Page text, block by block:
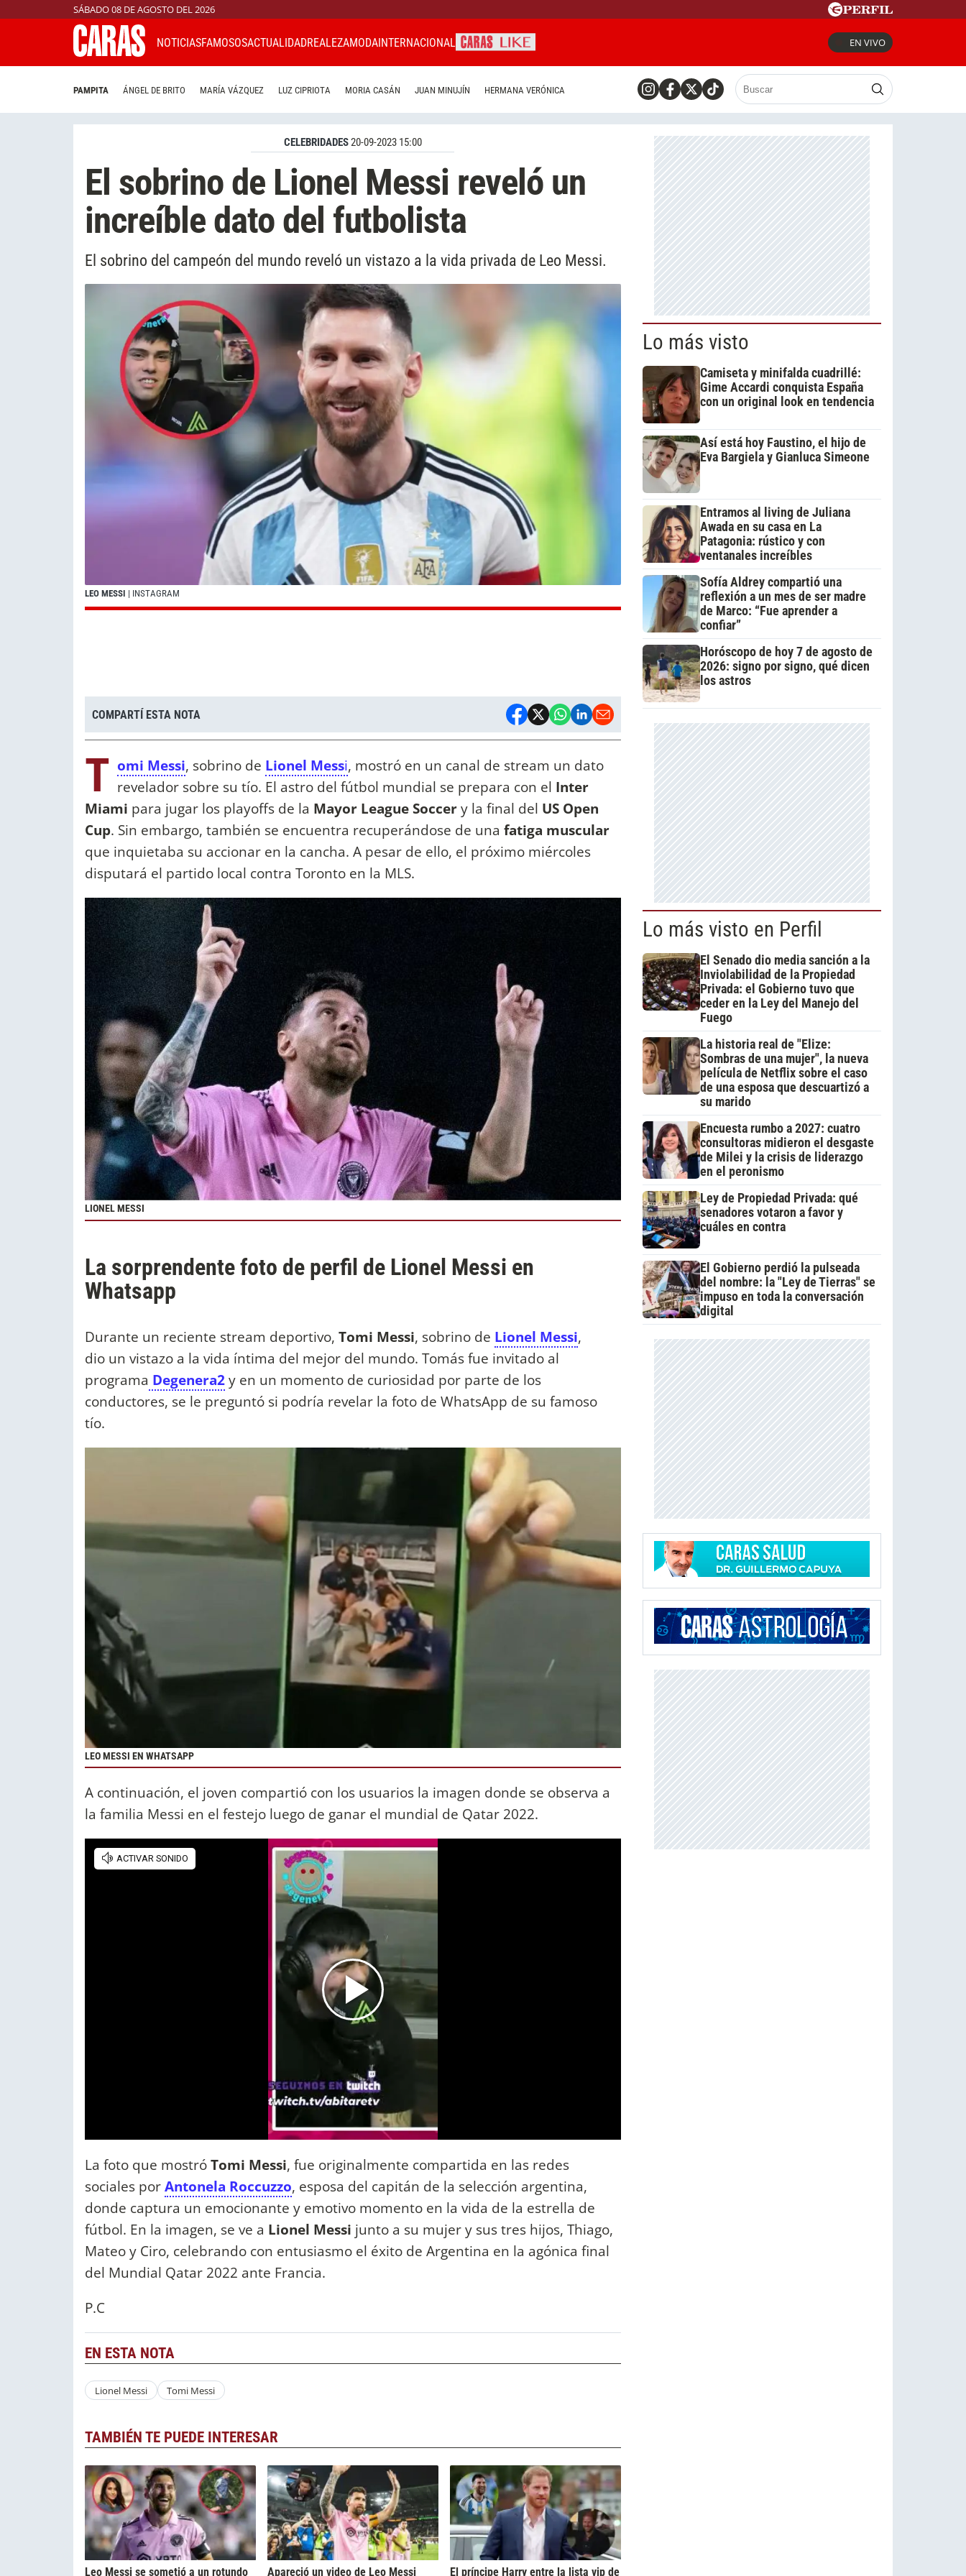
SÁBADO 08 DE AGOSTO DEL 2026
NOTICIASFAMOSOSACTUALIDADREALEZAMODAINTERNACIONAL EN VIVO
PAMPITA ÁNGEL DE BRITO MARÍA VÁZQUEZ LUZ CIPRIOTA MORIA CASÁN JUAN MINUJÍN HERMANA VERÓNICA
CELEBRIDADES20-09-2023 15:00
El sobrino de Lionel Messi reveló un
increíble dato del futbolista
El sobrino del campeón del mundo reveló un vistazo a la vida privada de Leo Messi.
LEO MESSI | INSTAGRAM
COMPARTÍ ESTA NOTA
T omi Messi, sobrino de Lionel Messi, mostró en un canal de stream un dato
revelador sobre su tío. El astro del fútbol mundial se prepara con el Inter
Miami para jugar los playoffs de la Mayor League Soccery la final del US Open
Cup. Sin embargo, también se encuentra recuperándose de una fatiga muscular
que inquietaba su accionar en la cancha. A pesar de ello, el próximo miércoles
disputará el partido local contra Toronto en la MLS.
LIONEL MESSI
La sorprendente foto de perfil de Lionel Messi en
Whatsapp
Durante un reciente stream deportivo, Tomi Messi, sobrino de Lionel Messi,
dio un vistazo a la vida íntima del mejor del mundo. Tomás fue invitado al
programa Degenera2y en un momento de curiosidad por parte de los
conductores, se le preguntó si podría revelar la foto de WhatsApp de su famoso
tío.
LEO MESSI EN WHATSAPP
A continuación, el joven compartió con los usuarios la imagen donde se observa a
la familia Messi en el festejo luego de ganar el mundial de Qatar 2022.
La foto que mostróTomi Messi, fue originalmente compartida en las redes
sociales porAntonela Roccuzzo, esposa del capitán de la selección argentina,
donde captura un emocionante y emotivo momento en la vida de la estrella de
fútbol. En la imagen, se ve a Lionel Messi junto a su mujer y sus tres hijos, Thiago,
Mateo y Ciro, celebrando con entusiasmo el éxito de Argentina en la agónica final
del Mundial Qatar 2022 ante Francia.
P.C
EN ESTA NOTA
Lionel Messi Tomi Messi
TAMBIÉN TE PUEDE INTERESAR
Leo Messi se sometió a un rotundo Apareció un video de Leo Messi El príncipe Harry entre la lista vip de
Lo más visto
Camiseta y minifalda cuadrillé:
Gime Accardi conquista España
con un original look en tendencia
Así está hoy Faustino, el hijo de
Eva Bargiela y Gianluca Simeone
Entramos al living de Juliana
Awada en su casa en La
Patagonia: rústico y con
ventanales increíbles
Sofía Aldrey compartió una
reflexión a un mes de ser madre
de Marco: “Fue aprender a
confiar”
Horóscopo de hoy 7 de agosto de
2026: signo por signo, qué dicen
los astros
Lo más visto en Perfil
El Senado dio media sanción a la
Inviolabilidad de la Propiedad
Privada: el Gobierno tuvo que
ceder en la Ley del Manejo del
Fuego
La historia real de "Elize:
Sombras de una mujer", la nueva
película de Netflix sobre el caso
de una esposa que descuartizó a
su marido
Encuesta rumbo a 2027: cuatro
consultoras midieron el desgaste
de Milei y la crisis de liderazgo
en el peronismo
Ley de Propiedad Privada: qué
senadores votaron a favor y
cuáles en contra
El Gobierno perdió la pulseada
del nombre: la "Ley de Tierras" se
impuso en toda la conversación
digital